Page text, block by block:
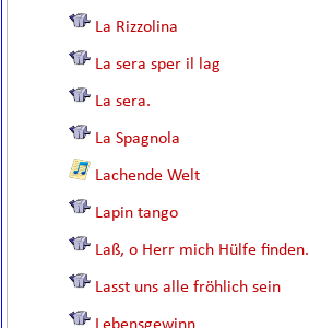
La Rizzolina
La sera sper il lag
La sera.
La Spagnola
Lachende Welt
Lapin tango
Laß, o Herr mich Hülfe finden.
Lasst uns alle fröhlich sein